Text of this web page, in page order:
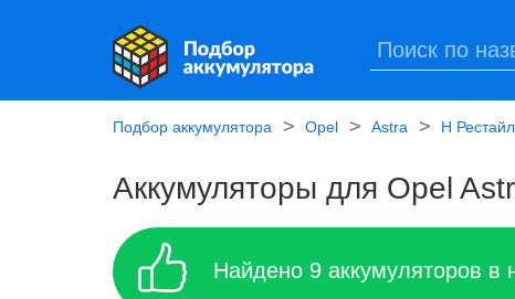
Подбор аккумулятора Opel Astra H
Аккумуляторы для Opel
Найдено 9 аккумуляторов в